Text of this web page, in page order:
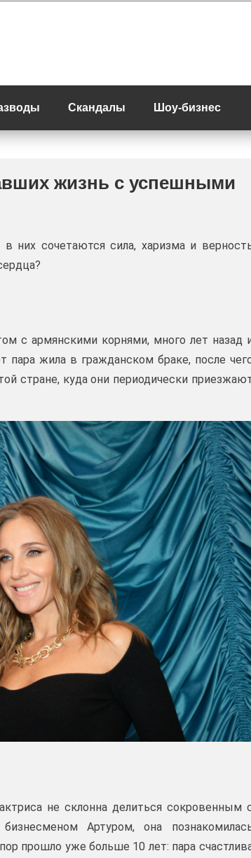
Скандалы Шоу-бизнес
жизнь с успешными
них сочетаются сила, харизма и
с армянскими корнями, много лет назад
пара жила в гражданском браке, после
стране, куда они периодически
не склонна делиться сокровенным
Артуром, она
прошло уже больше 10 лет: пара